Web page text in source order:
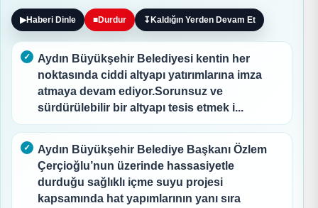
▶Haberi Dinle ■Durdur ↧ Kaldığın Yerden Devam Et
Aydın Büyükşehir Belediyesi kentin her
noktasında ciddi altyapı yatırımlarına imza
atmaya devam ediyor.Sorunsuz ve
sürdürülebilir bir altyapı tesis etmek i...
Aydın Büyükşehir Belediye Başkanı Özlem
Çerçioğlu’nun üzerinde hassasiyetle
durduğu sağlıklı içme suyu projesi
kapsamında hat yapımlarının yanı sıra